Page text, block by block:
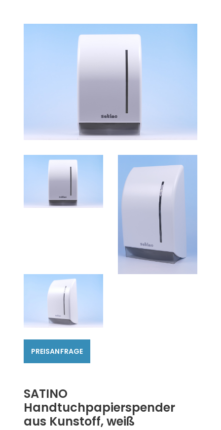
SATINO
Handtuchpapierspender
aus Kunstoff, weiß